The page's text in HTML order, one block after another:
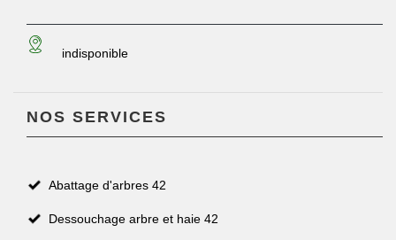
indisponible
NOS SERVICES
Abattage d'arbres 42
Dessouchage arbre et haie 42